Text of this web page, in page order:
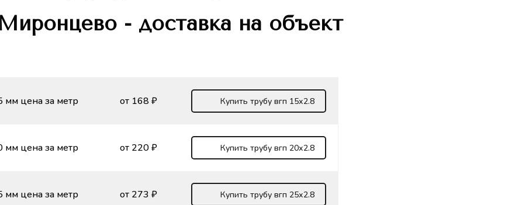
Миронцево - доставка на объект
мм цена за метр от 168 ₽ Купить трубу вгп 15х2.8
мм цена за метр от 220 ₽ Купить трубу вгп 20х2.8
мм цена за метр от 273 ₽ Купить трубу вгп 25х2.8